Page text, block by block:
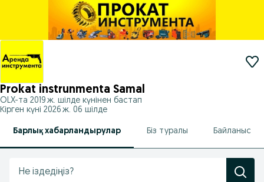
Prokat instrunmenta Samal
OLX-та 2019 ж. шілде күнінен бастап
Кірген күні 2026 ж. 06 шілде
Барлық хабарландырулар Біз туралы Байланыс